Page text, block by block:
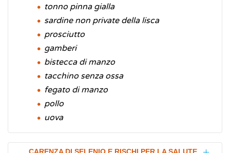
tonno pinna gialla
sardine non private della lisca
prosciutto
gamberi
bistecca di manzo
tacchino senza ossa
fegato di manzo
pollo
uova